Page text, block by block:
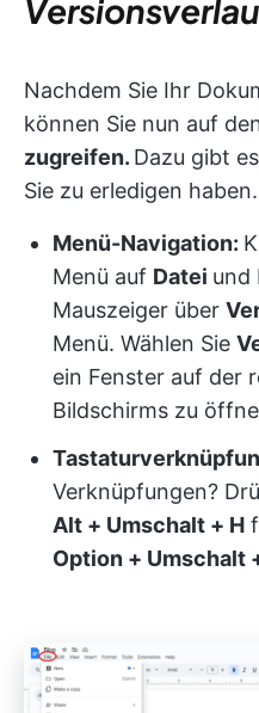
Nachdem Sie Ihr
können Sie nun auf
zugreifen. Dazu gibt
Sie zu erledigen haben.
Menü-Navigation:
Menü auf Datei und
Mauszeiger über
Menü. Wählen Sie
ein Fenster auf der
Bildschirms zu
Verknüpfungen?
Alt + Umschalt + H
Option + Umschalt